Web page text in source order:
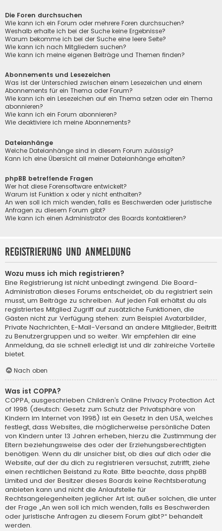
Die Foren durchsuchen
Wie kann ich ein Forum oder mehrere Foren durchsuchen?
Weshalb erhalte ich bei der Suche keine Ergebnisse?
Warum bekomme ich bei der Suche eine leere Seite?
Wie kann ich nach Mitgliedern suchen?
Wie kann ich meine eigenen Beiträge und Themen finden?
Abonnements und Lesezeichen
Was ist der Unterschied zwischen einem Lesezeichen und einem
Abonnements für ein Thema oder Forum?
Wie kann ich ein Lesezeichen auf ein Thema setzen oder ein Thema
abonnieren?
Wie kann ich ein Forum abonnieren?
Wie deaktiviere ich meine Abonnements?
Dateianhänge
Welche Dateianhänge sind in diesem Forum zulässig?
Kann ich eine Übersicht all meiner Dateianhänge erhalten?
phpBB betreffende Fragen
Wer hat diese Forensoftware entwickelt?
Warum ist Funktion x oder y nicht enthalten?
An wen soll ich mich wenden, falls es Beschwerden oder juristische
Anfragen zu diesem Forum gibt?
Wie kann ich einen Administrator des Boards kontaktieren?
Registrierung und Anmeldung
Wozu muss ich mich registrieren?
Eine Registrierung ist nicht unbedingt zwingend. Die Board-
Administration dieses Forums entscheidet, ob du registriert sein
musst, um Beiträge zu schreiben. Auf jeden Fall erhältst du als
registriertes Mitglied Zugriff auf zusätzliche Funktionen, die
Gästen nicht zur Verfügung stehen: zum Beispiel Avatarbilder,
Private Nachrichten, E-Mail-Versand an andere Mitglieder, Beitritt
zu Benutzergruppen und so weiter. Wir empfehlen dir eine
Anmeldung, da sie schnell erledigt ist und dir zahlreiche Vorteile
bietet.
Nach oben
Was ist COPPA?
COPPA, ausgeschrieben Children’s Online Privacy Protection Act
of 1998 (deutsch: Gesetz zum Schutz der Privatsphäre von
Kindern im Internet von 1998) ist ein Gesetz in den USA, welches
festlegt, dass Websites, die möglicherweise persönliche Daten
von Kindern unter 13 Jahren erheben, hierzu die Zustimmung der
Eltern beziehungsweise des oder der Erziehungsberechtigten
benötigen. Wenn du dir unsicher bist, ob dies auf dich oder die
Website, auf der du dich zu registrieren versuchst, zutrifft, ziehe
einen rechtlichen Beistand zu Rate. Bitte beachte, dass phpBB
Limited und der Besitzer dieses Boards keine Rechtsberatung
anbieten kann und nicht die Anlaufstelle für
Rechtsangelegenheiten jeglicher Art ist; außer solchen, die unter
der Frage „An wen soll ich mich wenden, falls es Beschwerden
oder juristische Anfragen zu diesem Forum gibt?“ behandelt
werden.